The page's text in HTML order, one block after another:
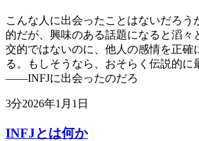
こんな人に出会ったことはないだろう
的だが、興味のある話題になると滔々
交的ではないのに、他人の感情を正確
る。もしそうなら、おそらく伝説的に
——INFJに出会ったのだろ
3分2026年1月1日
INFJとは何か